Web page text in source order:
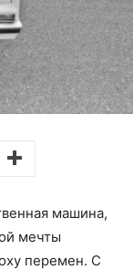
машина,
мечты
перемен. С